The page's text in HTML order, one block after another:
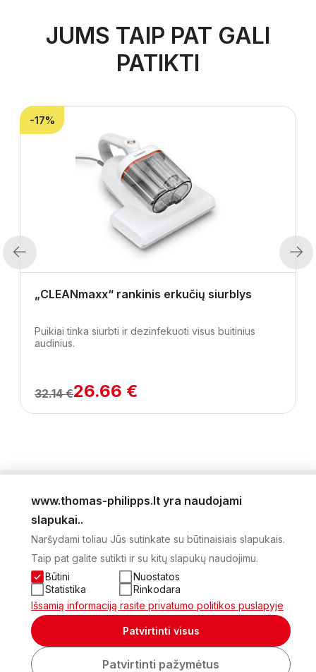
JUMS TAIP PAT GALI
PATIKTI
Previous
-17%
„CLEANmaxx“ rankinis erkučių siurblys
Puikiai tinka siurbti ir dezinfekuoti visus buitinius
audinius.
32.14 €26.66 €
Next
NAUJIENLAIŠKIS
APIE MUS
KONTAKTAI
PRIVATUMO POLITIKA
SĄSKAITA
2026 Visos teisės saugomos © UAB Thomas Philips Baltex
Sukurta:
www.thomas-philipps.lt yra naudojami
slapukai..
Naršydami toliau Jūs sutinkate su būtinaisiais slapukais.
Taip pat galite sutikti ir su kitų slapukų naudojimu.
Būtini
Nuostatos
Statistika
Rinkodara
Išsamią informaciją rasite privatumo politikos puslapyje
Patvirtinti visus
Patvirtinti pažymėtus